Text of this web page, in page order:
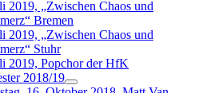
2019, „Zwischen Chaos und
Bremen
2019, „Zwischen Chaos und
Stuhr
2019, Popchor der HfK
2018/19